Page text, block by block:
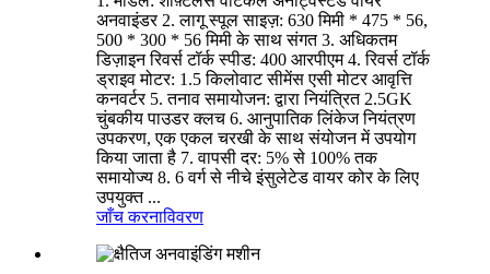
अनवाइंडर 2. लागू स्पूल साइज़: 630 मिमी * 475 * 56,
500 * 300 * 56 मिमी के साथ संगत 3. अधिकतम
डिज़ाइन रिवर्स टॉर्क स्पीड: 400 आरपीएम 4. रिवर्स टॉर्क
ड्राइव मोटर: 1.5 किलोवाट सीमेंस एसी मोटर आवृत्ति
कनवर्टर 5. तनाव समायोजन: द्वारा नियंत्रित 2.5GK
चुंबकीय पाउडर क्लच 6. आनुपातिक लिंकेज नियंत्रण
उपकरण, एक एकल चरखी के साथ संयोजन में उपयोग
किया जाता है 7. वापसी दर: 5% से 100% तक
समायोज्य 8. 6 वर्ग से नीचे इंसुलेटेड वायर कोर के लिए
उपयुक्त ...
जाँच करनाविवरण